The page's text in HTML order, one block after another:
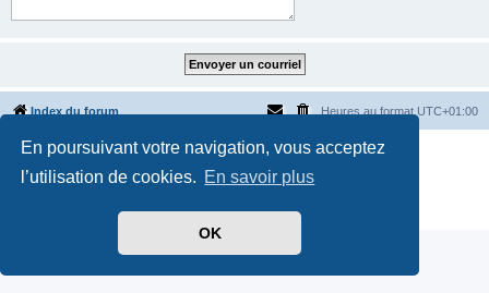
En poursuivant votre navigation, vous acceptez
l’utilisation de cookies. En savoir plus
OK
Index du forum Heures au format UTC+01:00
Développé parphpBB® Forum Software © phpBB Limited
Traduit par
phpBB-fr.com
Style parSide-car club Français